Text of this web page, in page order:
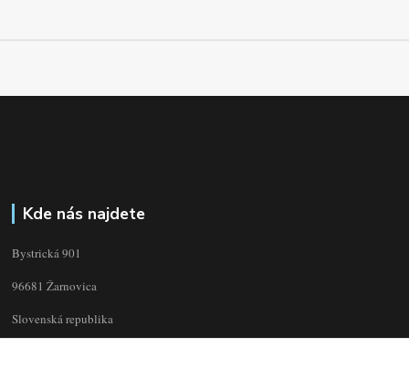
Kde nás najdete
Bystrická 901
96681 Žarnovica
Slovenská republika